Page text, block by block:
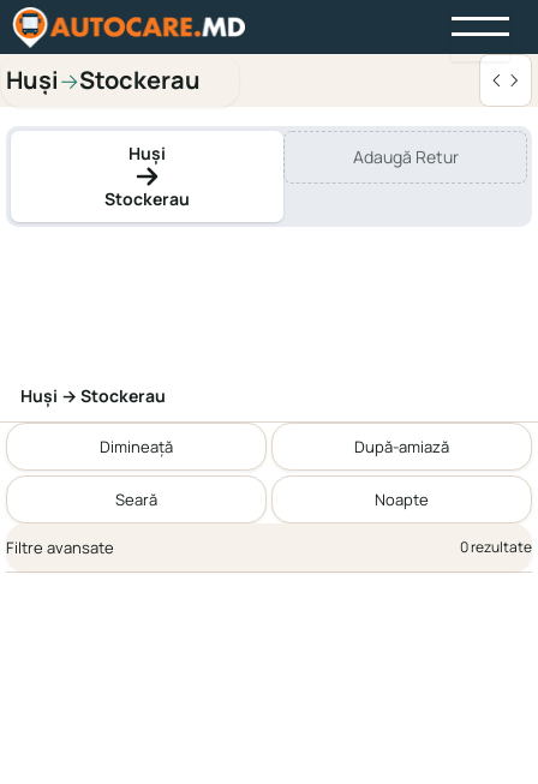
Huși→Stockerau
Huși
Stockerau
Adaugă Retur
Huși → Stockerau
Dimineață După-amiază
Seară Noapte
Filtre avansate 0 rezultate